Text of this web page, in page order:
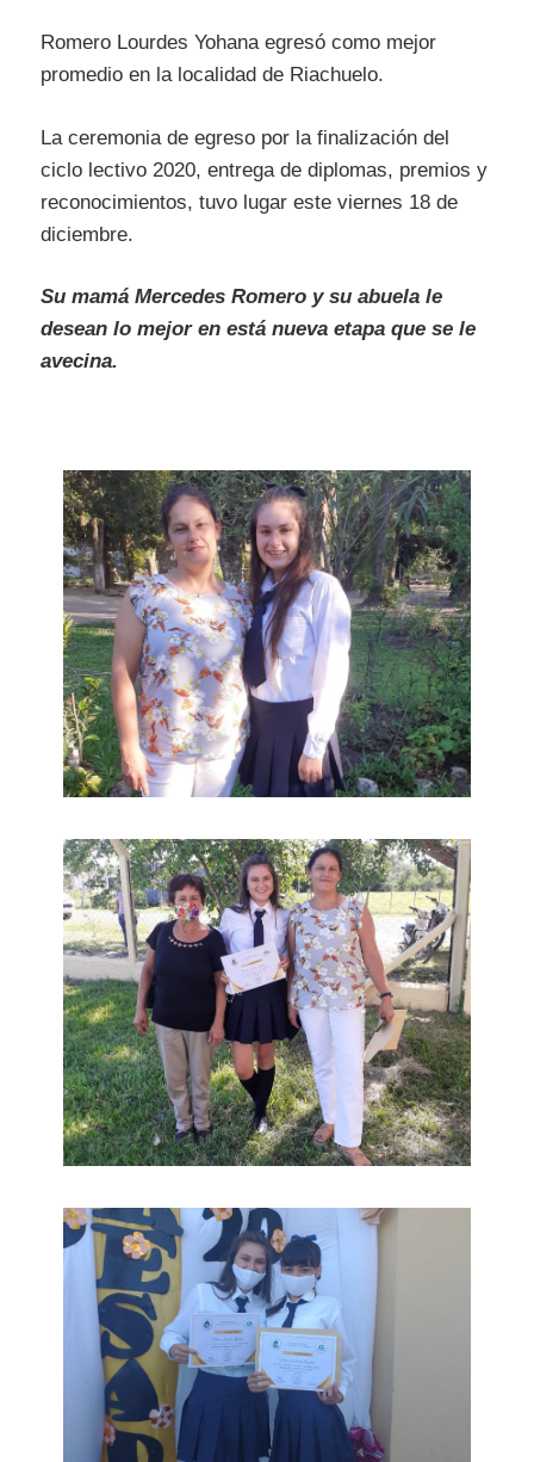
Romero Lourdes Yohana egresó como mejor
promedio en la localidad de Riachuelo.
La ceremonia de egreso por la finalización del
ciclo lectivo 2020, entrega de diplomas, premios y
reconocimientos, tuvo lugar este viernes 18 de
diciembre.
Su mamá Mercedes Romero y su abuela le
desean lo mejor en está nueva etapa que se le
avecina.